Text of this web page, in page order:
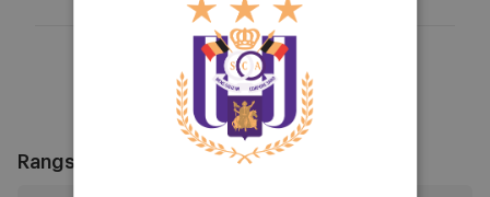
Rewatch Highlights
Rangschikking